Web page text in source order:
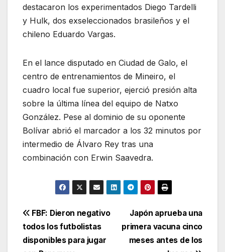
destacaron los experimentados Diego Tardelli
y Hulk, dos exseleccionados brasileños y el
chileno Eduardo Vargas.
En el lance disputado en Ciudad de Galo, el
centro de entrenamientos de Mineiro, el
cuadro local fue superior, ejerció presión alta
sobre la última línea del equipo de Natxo
González. Pese al dominio de su oponente
Bolívar abrió el marcador a los 32 minutos por
intermedio de Álvaro Rey tras una
combinación con Erwin Saavedra.
Navegación
de
Japón aprueba una
primera vacuna cinco
meses antes de los
FBF: Dieron negativo
todos los futbolistas
disponibles para jugar